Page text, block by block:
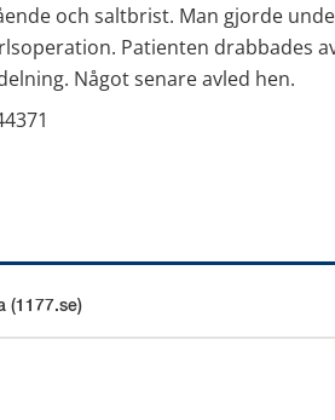
och saltbrist. Man gjorde
Patienten drabbades
Något senare avled hen.
(1177.se)